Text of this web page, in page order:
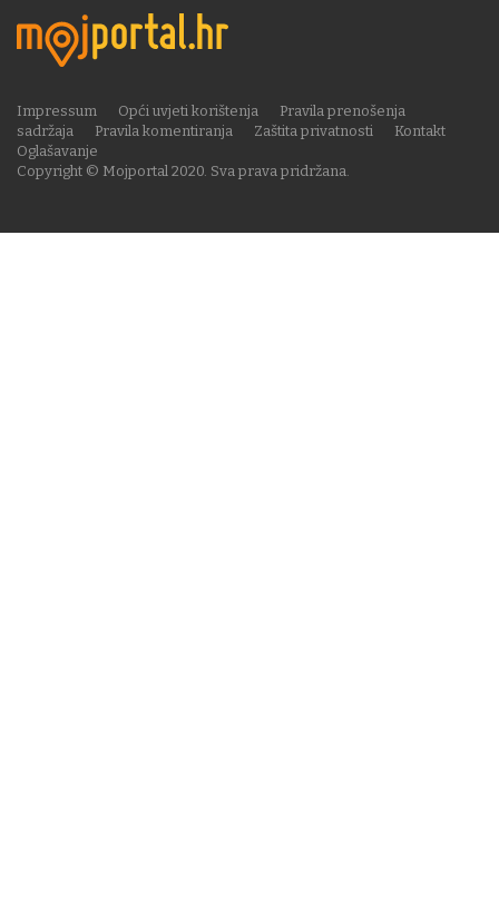
Copyright © Mojportal 2020. Sva prava pridržana.
Impressum Opći uvjeti korištenja
Pravila prenošenja
sadržaja
Pravila komentiranja Zaštita privatnosti
Kontakt
Oglašavanje